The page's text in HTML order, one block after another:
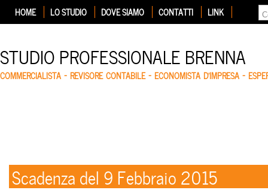
HOME LO STUDIO DOVE SIAMO CONTATTI LINK
STUDIO PROFESSIONALE BRENNA
COMMERCIALISTA – REVISORE CONTABILE – ECONOMISTA D'IMPRESA –
Scadenza del 9 Febbraio 2015